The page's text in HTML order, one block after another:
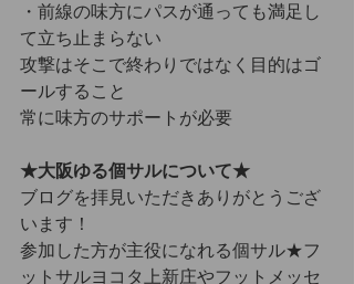
・前線の味方にパスが通っても満足し
て立ち止まらない
攻撃はそこで終わりではなく目的はゴ
ールすること
常に味方のサポートが必要
★大阪ゆる個サルについて★
ブログを拝見いただきありがとうござ
います！
参加した方が主役になれる個サル★フ
ットサルヨコタ上新庄やフットメッセ